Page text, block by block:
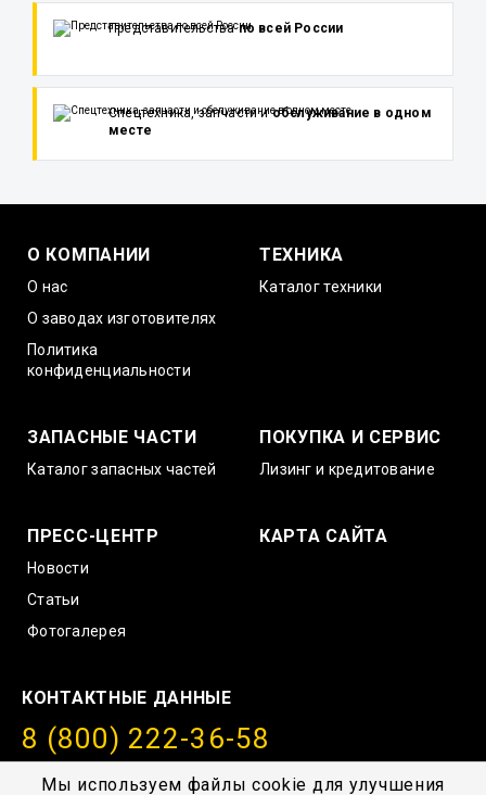
Мы используем файлы cookie для улучшения
Представительствапо всей России
Спецтехника, запчасти иобслуживание в одном
месте
О КОМПАНИИ
О нас
О заводах изготовителях
Политика
конфиденциальности
ТЕХНИКА
Каталог техники
ЗАПАСНЫЕ ЧАСТИ
Каталог запасных частей
ПОКУПКА И СЕРВИС
Лизинг и кредитование
ПРЕСС-ЦЕНТР
Новости
Статьи
Фотогалерея
КАРТА САЙТА
КОНТАКТНЫЕ ДАННЫЕ
8 (800) 222-36-58
info@amurstroy.su